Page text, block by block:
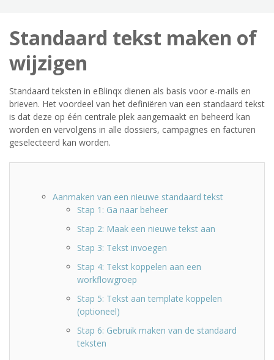
Standaard tekst maken of
wijzigen
Standaard teksten in eBlinqx dienen als basis voor e-mails en
brieven. Het voordeel van het definiëren van een standaard tekst
is dat deze op één centrale plek aangemaakt en beheerd kan
worden en vervolgens in alle dossiers, campagnes en facturen
geselecteerd kan worden.
Aanmaken van een nieuwe standaard tekst
Stap 1: Ga naar beheer
Stap 2: Maak een nieuwe tekst aan
Stap 3: Tekst invoegen
Stap 4: Tekst koppelen aan een
workflowgroep
Stap 5: Tekst aan template koppelen
(optioneel)
Stap 6: Gebruik maken van de standaard
teksten